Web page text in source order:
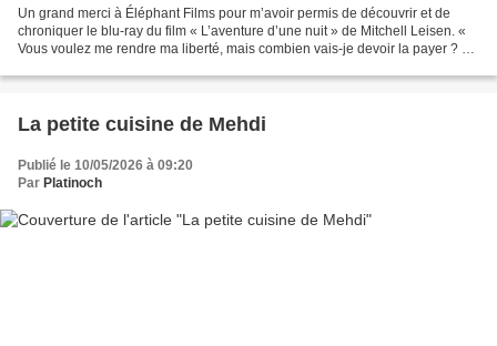
Un grand merci à Éléphant Films pour m’avoir permis de découvrir et de
chroniquer le blu-ray du film « L’aventure d’une nuit » de Mitchell Leisen. «
Vous voulez me rendre ma liberté, mais combien vais-je devoir la payer ? »
La petite cuisine de Mehdi
Publié le 10/05/2026 à 09:20
Par Platinoch